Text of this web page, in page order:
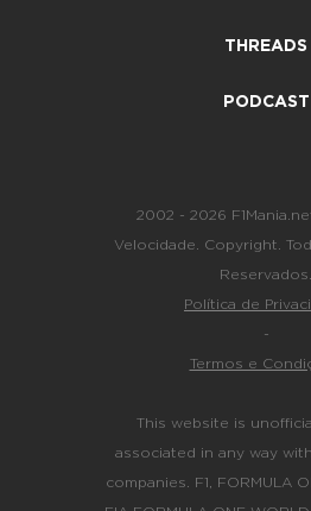
THREADS
PODCAST
2002 - 2026
Velocidade. Copyright.
Reservados.
Política de
-
Termos e
This website is
associated in any way
companies. F1, FORMULA